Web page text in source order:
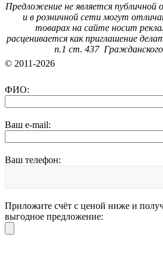
Предложение не является
и в розничной сети могут
товарах на сайте носит
расценивается как приглашение
п.1 ст. 437
© 2011-2026
ФИО:
Ваш e-mail:
Ваш телефон:
Приложите счёт с ценой ниже и
выгодное предложение: